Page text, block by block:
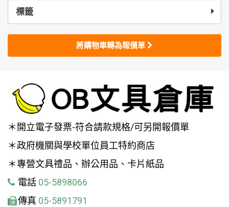
標籤
將購物車轉為報價單
＊開立電子發票-符合請款規格/可另開報價單
＊政府機關與學校單位員工特約商店
＊專營文具禮品、辦公用品、卡片紙品
電話 05-5898066
傳真 05-5891791